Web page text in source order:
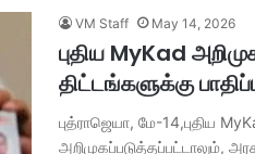
VM Staff May 14, 2026
புதிய MyKad
திட்டங்களுக்கு
புத்ராஜெயா, மே-14,புதிய
அறிமுகப்படுத்தப்பட்டாலும்,